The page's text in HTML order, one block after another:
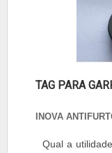
TAG PARA
INOVA
Qual a